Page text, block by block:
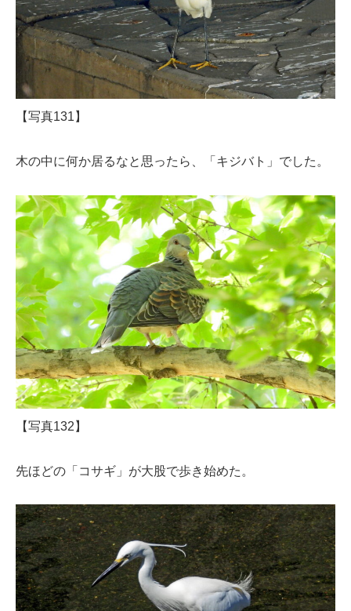
【写真131】
木の中に何か居るなと思ったら、「キジバト」でした。
【写真132】
先ほどの「コサギ」が大股で歩き始めた。